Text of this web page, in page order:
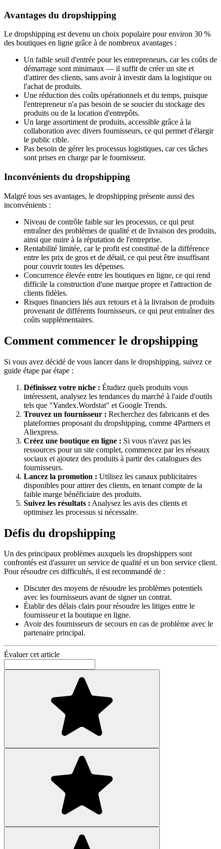
Avantages du dropshipping
Le dropshipping est devenu un choix populaire pour environ 30 %
des boutiques en ligne grâce à de nombreux avantages :
Un faible seuil d'entrée pour les entrepreneurs, car les coûts de
démarrage sont minimaux — il suffit de créer un site et
d'attirer des clients, sans avoir à investir dans la logistique ou
l'achat de produits.
Une réduction des coûts opérationnels et du temps, puisque
l'entrepreneur n'a pas besoin de se soucier du stockage des
produits ou de la location d'entrepôts.
Un large assortiment de produits, accessible grâce à la
collaboration avec divers fournisseurs, ce qui permet d'élargir
le public cible.
Pas besoin de gérer les processus logistiques, car ces tâches
sont prises en charge par le fournisseur.
Inconvénients du dropshipping
Malgré tous ses avantages, le dropshipping présente aussi des
inconvénients :
Niveau de contrôle faible sur les processus, ce qui peut
entraîner des problèmes de qualité et de livraison des produits,
ainsi que nuire à la réputation de l'entreprise.
Rentabilité limitée, car le profit est constitué de la différence
entre les prix de gros et de détail, ce qui peut être insuffisant
pour couvrir toutes les dépenses.
Concurrence élevée entre les boutiques en ligne, ce qui rend
difficile la construction d'une marque propre et l'attraction de
clients fidèles.
Risques financiers liés aux retours et à la livraison de produits
provenant de différents fournisseurs, ce qui peut entraîner des
coûts supplémentaires.
Comment commencer le dropshipping
Si vous avez décidé de vous lancer dans le dropshipping, suivez ce
guide étape par étape :
Définissez votre niche : Étudiez quels produits vous
intéressent, analysez les tendances du marché à l'aide d'outils
tels que "Yandex.Wordstat" et Google Trends.
Trouvez un fournisseur : Recherchez des fabricants et des
plateformes proposant du dropshipping, comme 4Partners et
Aliexpress.
Créez une boutique en ligne : Si vous n'avez pas les
ressources pour un site complet, commencez par les réseaux
sociaux et ajoutez des produits à partir des catalogues des
fournisseurs.
Lancez la promotion : Utilisez les canaux publicitaires
disponibles pour attirer des clients, en tenant compte de la
faible marge bénéficiaire des produits.
Suivez les résultats : Analysez les avis des clients et
optimisez les processus si nécessaire.
Défis du dropshipping
Un des principaux problèmes auxquels les dropshippers sont
confrontés est d'assurer un service de qualité et un bon service client.
Pour résoudre ces difficultés, il est recommandé de :
Discuter des moyens de résoudre les problèmes potentiels
avec les fournisseurs avant de signer un contrat.
Établir des délais clairs pour résoudre les litiges entre le
fournisseur et la boutique en ligne.
Avoir des fournisseurs de secours en cas de problème avec le
partenaire principal.
Évaluer cet article